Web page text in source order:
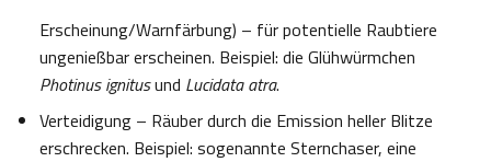
Erscheinung/Warnfärbung) – für potentielle Raubtiere
ungenießbar erscheinen. Beispiel: die Glühwürmchen
Photinus ignitusund Lucidata atra.
Verteidigung – Räuber durch die Emission heller Blitze
erschrecken. Beispiel: sogenannte Sternchaser, eine